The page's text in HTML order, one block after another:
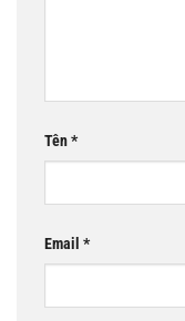
Tên*
Email *